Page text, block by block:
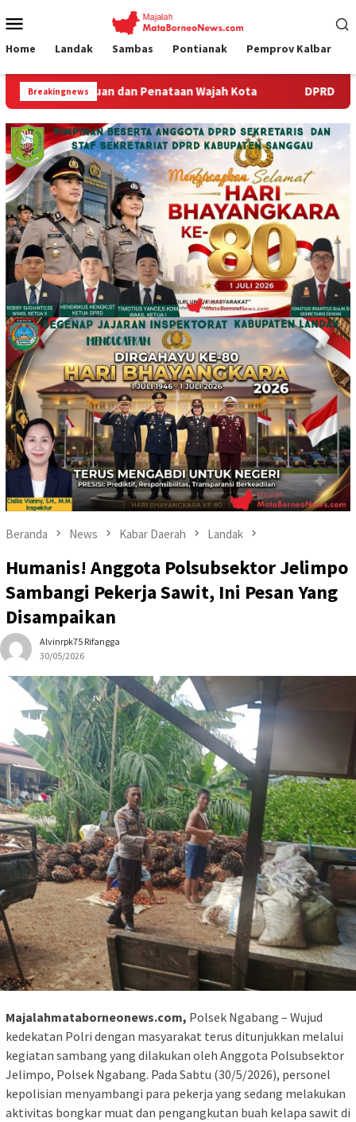
ke
Mobile
Home Landak Sambas Pontianak Pemprov Kalbar
Breakingnews
Wajah Kota DPRD Sambas Apresiasi Sinergi
Beranda News Kabar Daerah Landak
Humanis! Anggota Polsubsektor Jelimpo
Sambangi Pekerja Sawit, Ini Pesan Yang
Disampaikan
Alvinrpk75 Rifangga
30/05/2026
Majalahmataborneonews.com, Polsek Ngabang – Wujud
kedekatan Polri dengan masyarakat terus ditunjukkan melalui
kegiatan sambang yang dilakukan oleh Anggota Polsubsektor
Jelimpo, Polsek Ngabang. Pada Sabtu (30/5/2026), personel
kepolisian menyambangi para pekerja yang sedang melakukan
aktivitas bongkar muat dan pengangkutan buah kelapa sawit di